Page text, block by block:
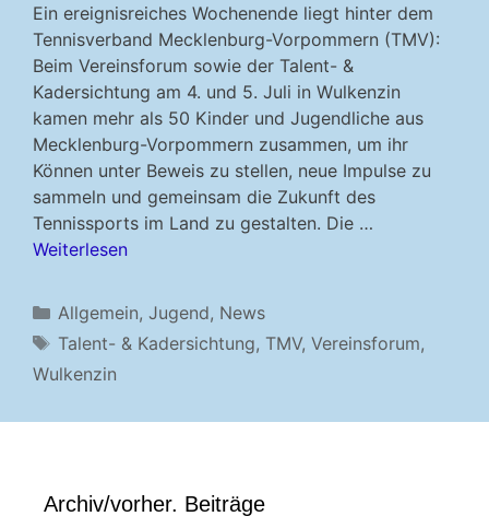
Ein ereignisreiches Wochenende liegt hinter dem
Tennisverband Mecklenburg-Vorpommern (TMV):
Beim Vereinsforum sowie der Talent- &
Kadersichtung am 4. und 5. Juli in Wulkenzin
kamen mehr als 50 Kinder und Jugendliche aus
Mecklenburg-Vorpommern zusammen, um ihr
Können unter Beweis zu stellen, neue Impulse zu
sammeln und gemeinsam die Zukunft des
Tennissports im Land zu gestalten. Die …
Weiterlesen
Kategorien
Allgemein, Jugend, News
Schlagwörter
Talent- & Kadersichtung, TMV, Vereinsforum,
Wulkenzin
Archiv/vorher. Beiträge